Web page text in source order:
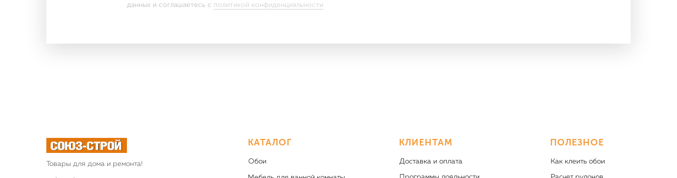
данных и соглашаетесь c политикой конфиденциальности
КАТАЛОГ КЛИЕНТАМ ПОЛЕЗНОЕ
Товары для дома и ремонта! Обои Доставка и оплата Как клеить обои